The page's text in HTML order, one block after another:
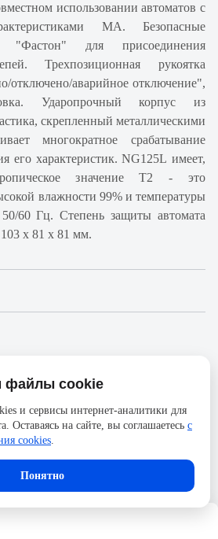
использовании автоматов с
МА. Безопасные
"Фастон" для присоединения
Трехпозиционная рукоятка
отключено/аварийное отключение",
Ударопрочный корпус из
скрепленный металлическими
срабатывание
его характеристик. NG125L имеет,
значение Т2 - это
влажности 99% и температуры
60 Гц. Степень защиты автомата
х 81 х 81 мм.
Acti 9
690
, чтобы иметь
вопросы.
могут отличаться от реального
Компания АйДистрибьют не несёт
текущей модели товаров фотографиям,
файлы cookie
и сервисы интернет-аналитики для
Оставаясь на сайте, вы соглашаетесь с
cookies.
Понятно